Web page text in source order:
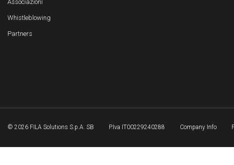
Associazioni
Whistleblowing
Partners
© 2026 FILA Solutions S.p.A. SB P.Iva IT00229240288 Company Info